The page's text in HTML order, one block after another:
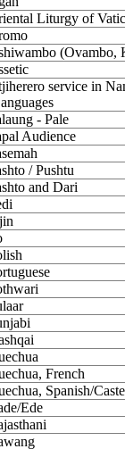
Liturgy of
(Ovambo,
service in
- Pale
Audience
/ Pushtu
and Dari
French
Spanish/
Ede